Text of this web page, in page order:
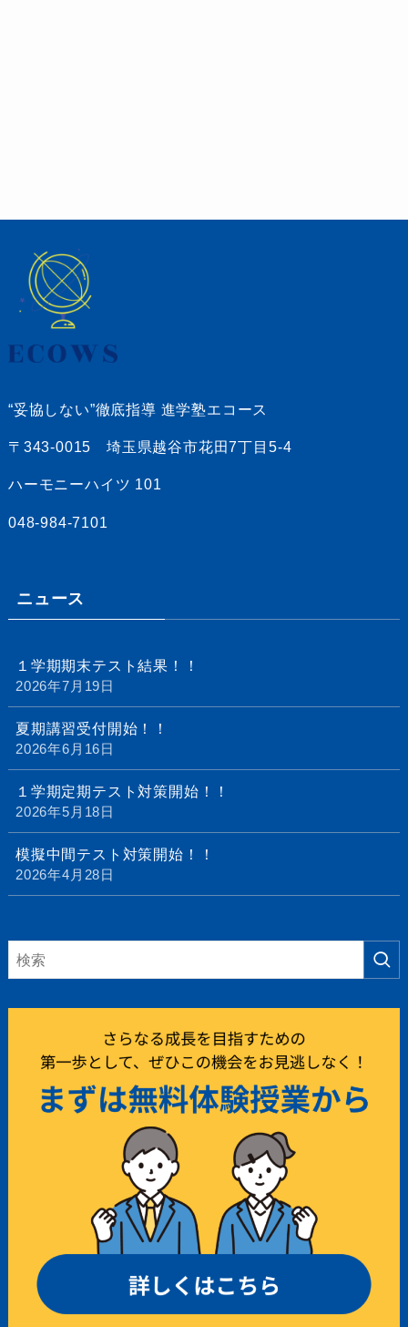
“妥協しない”徹底指導 進学塾エコース
〒343-0015 埼玉県越谷市花田7丁目5-4
ハーモニーハイツ 101
048-984-7101
ニュース
１学期期末テスト結果！！
2026年7月19日
夏期講習受付開始！！
2026年6月16日
１学期定期テスト対策開始！！
2026年5月18日
模擬中間テスト対策開始！！
2026年4月28日